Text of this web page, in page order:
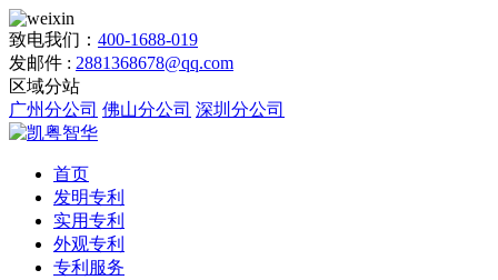
致电我们： 400-1688-019
发邮件 : 2881368678@qq.com
区域分站
广州分公司 佛山分公司 深圳分公司
首页
发明专利
实用专利
外观专利
专利服务